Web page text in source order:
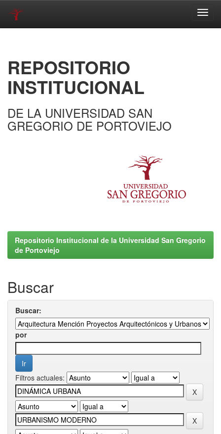
REPOSITORIO
INSTITUCIONAL
DE LA UNIVERSIDAD SAN
GREGORIO DE PORTOVIEJO
Repositorio Institucional de la Universidad San Gregorio
de Portoviejo
Buscar
Buscar:
por
Filtros actuales: